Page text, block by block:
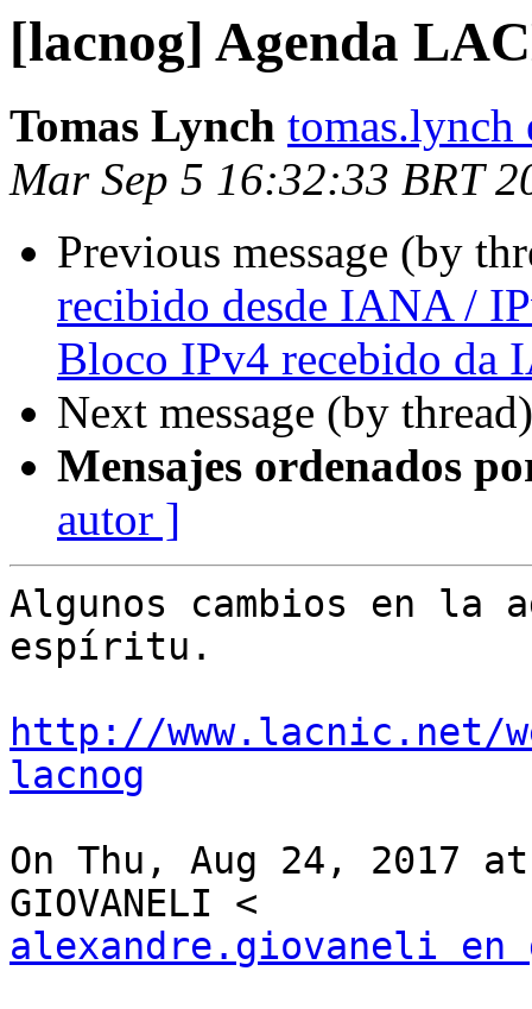
[lacnog] Agenda
Tomas Lynch tomas.lynch
Mar Sep 5 16:32:33 BRT
Previous message (by
recibido desde IANA /
Bloco IPv4 recebido da
Next message (by
Mensajes ordenados
autor ]
Algunos cambios en la
espíritu.
http://www.lacnic.net/
lacnog
On Thu, Aug 24, 2017 at
alexandre.giovaneli en